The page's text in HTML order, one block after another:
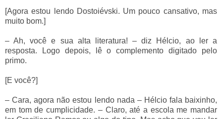
[Agora estou lendo Dostoiévski. Um pouco cansativo, mas
muito bom.]
– Ah, você e sua alta literatura! – diz Hélcio, ao ler a
resposta. Logo depois, lê o complemento digitado pelo
primo.
[E você?]
– Cara, agora não estou lendo nada – Hélcio fala baixinho,
em tom de cumplicidade. – Claro, até a escola me mandar